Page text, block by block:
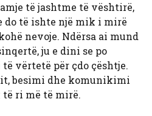
të jashtme të vështirë,
do të ishte një mik i mirë
nevoje. Ndërsa ai mund
ju e dini se po
vërtetë për çdo çështje.
besimi dhe komunikimi
ri më të mirë.